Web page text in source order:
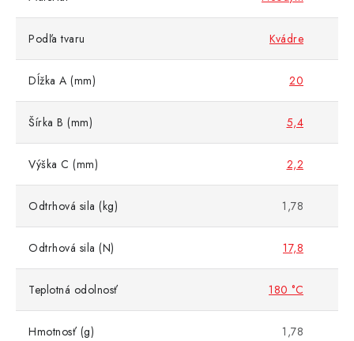
Podľa tvaru Kvádre
Dĺžka A (mm) 20
Šírka B (mm) 5,4
Výška C (mm) 2,2
Odtrhová sila (kg) 1,78
Odtrhová sila (N) 17,8
Teplotná odolnosť 180 °C
Hmotnosť (g) 1,78